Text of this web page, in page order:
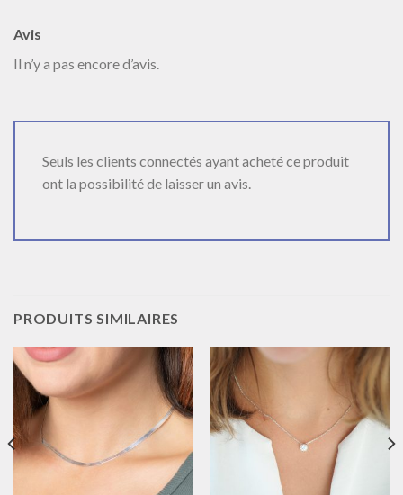
Avis
Il n’y a pas encore d’avis.
Seuls les clients connectés ayant acheté ce produit
ont la possibilité de laisser un avis.
PRODUITS SIMILAIRES